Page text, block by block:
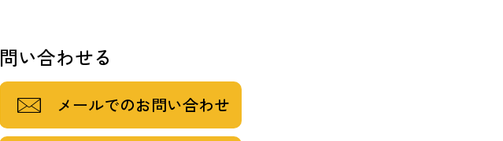
問い合わせる
メールでのお問い合わせ